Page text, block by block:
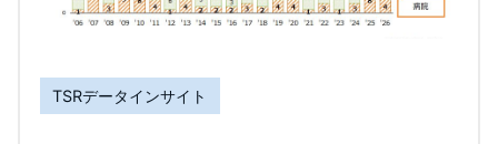
TSRデータインサイト